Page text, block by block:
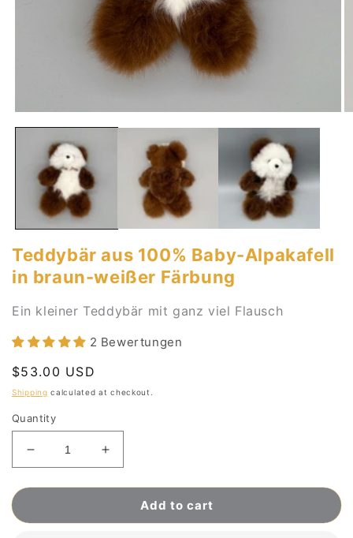
media
modal
Teddybär aus 100% Baby-Alpakafell
in braun-weißer Färbung
Ein kleiner Teddybär mit ganz viel Flausch
2 Bewertungen
Regular
price
$53.00 USD
Shipping calculated at checkout.
Quantity
Decrease
quantity
for
aus
Increase
quantity
for
Teddybär
aus
Add to cart